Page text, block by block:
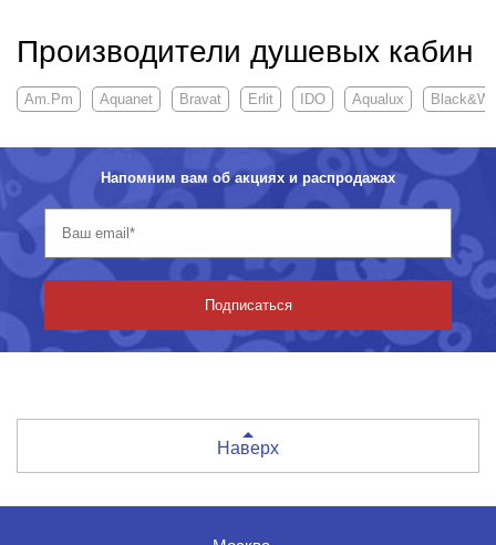
Производители душевых кабин
Am.Pm Aquanet Bravat Erlit IDO Aqualux
Напомним вам об акциях и распродажах
Подписаться
Наверх